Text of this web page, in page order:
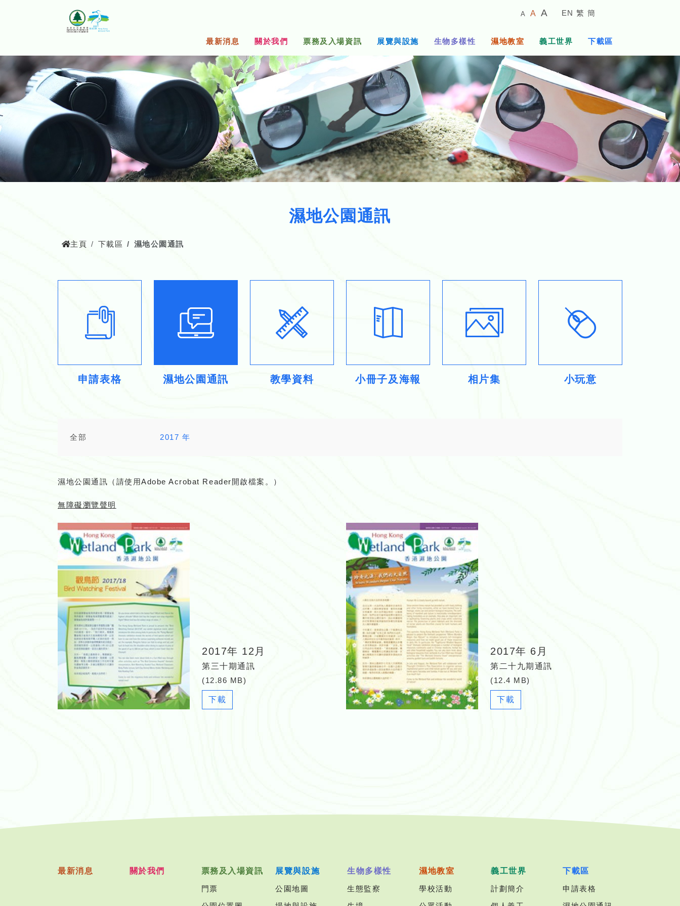
A
較
A
預
字
體
小
A
的
字
體
EN 繁 簡
最新消息 關於我們 票務及入場資訊 展覽與設施 生物多樣性 濕地教室 義工世界 下載區
濕地公園通訊
主頁 下載區 濕地公園通訊
申請表格 濕地公園通訊 教學資料 小冊子及海報 相片集 小玩意
全部 2017 年
濕地公園通訊（請使用Adobe Acrobat Reader開啟檔案。）
無障礙瀏覽聲明
2017年 12月
第三十期通訊
(12.86 MB)
下載 Newsletter_30_2017_12.pdf
2017年 6月
第二十九期通訊
(12.4 MB)
下載
最新消息 關於我們 票務及入場資訊
門票
展覽與設施
公園地圖
生物多樣性
生態監察
濕地教室
學校活動
義工世界
計劃簡介
下載區
申請表格